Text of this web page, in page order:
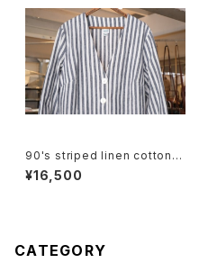
90's striped linen cotton V
-neck Jacket
¥16,500
CATEGORY